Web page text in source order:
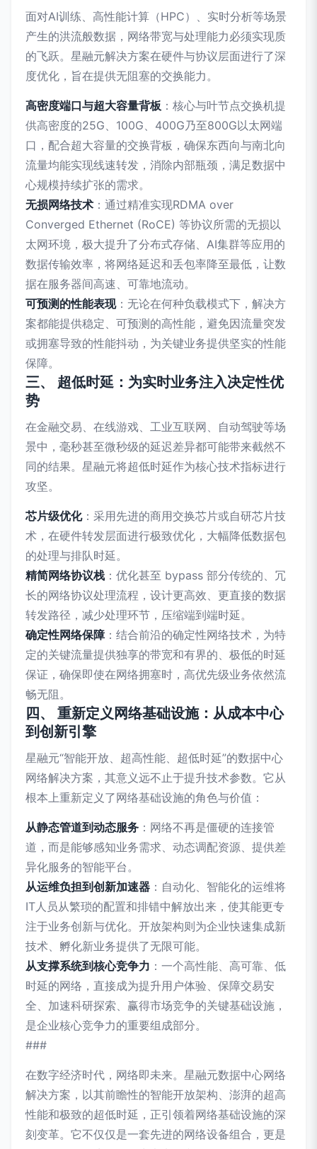
面对AI训练、高性能计算（HPC）、实时分析等场景
产生的洪流般数据，网络带宽与处理能力必须实现质
的飞跃。星融元解决方案在硬件与协议层面进行了深
度优化，旨在提供无阻塞的交换能力。
高密度端口与超大容量背板 ：核心与叶节点交换机提
供高密度的25G、100G、400G乃至800G以太网端
口，配合超大容量的交换背板，确保东西向与南北向
流量均能实现线速转发，消除内部瓶颈，满足数据中
心规模持续扩张的需求。
无损网络技术 ：通过精准实现RDMA over
Converged Ethernet (RoCE) 等协议所需的无损以
太网环境，极大提升了分布式存储、AI集群等应用的
数据传输效率，将网络延迟和丢包率降至最低，让数
据在服务器间高速、可靠地流动。
可预测的性能表现：无论在何种负载模式下，解决方
案都能提供稳定、可预测的高性能，避免因流量突发
或拥塞导致的性能抖动，为关键业务提供坚实的性能
保障。
三、 超低时延：为实时业务注入决定性优
势
在金融交易、在线游戏、工业互联网、自动驾驶等场
景中，毫秒甚至微秒级的延迟差异都可能带来截然不
同的结果。星融元将超低时延作为核心技术指标进行
攻坚。
芯片级优化：采用先进的商用交换芯片或自研芯片技
术，在硬件转发层面进行极致优化，大幅降低数据包
的处理与排队时延。
精简网络协议栈 ：优化甚至 bypass 部分传统的、冗
长的网络协议处理流程，设计更高效、更直接的数据
转发路径，减少处理环节，压缩端到端时延。
确定性网络保障：结合前沿的确定性网络技术，为特
定的关键流量提供独享的带宽和有界的、极低的时延
保证，确保即使在网络拥塞时，高优先级业务依然流
畅无阻。
四、 重新定义网络基础设施：从成本中心
到创新引擎
星融元“智能开放、超高性能、超低时延”的数据中心
网络解决方案，其意义远不止于提升技术参数。它从
根本上重新定义了网络基础设施的角色与价值：
从静态管道到动态服务 ：网络不再是僵硬的连接管
道，而是能够感知业务需求、动态调配资源、提供差
异化服务的智能平台。
从运维负担到创新加速器 ：自动化、智能化的运维将
IT人员从繁琐的配置和排错中解放出来，使其能更专
注于业务创新与优化。开放架构则为企业快速集成新
技术、孵化新业务提供了无限可能。
从支撑系统到核心竞争力 ：一个高性能、高可靠、低
时延的网络，直接成为提升用户体验、保障交易安
全、加速科研探索、赢得市场竞争的关键基础设施，
是企业核心竞争力的重要组成部分。
###
在数字经济时代，网络即未来。星融元数据中心网络
解决方案，以其前瞻性的智能开放架构、澎湃的超高
性能和极致的超低时延，正引领着网络基础设施的深
刻变革。它不仅仅是一套先进的网络设备组合，更是